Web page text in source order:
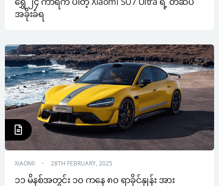
အခိုးခံရ
XIAOMI 28TH FEBRUARY, 2025
၁၁ မိနစ်အတွင်း ၁၀ ကနေ ၈၀ ရာခိုင်နှုန်း အား